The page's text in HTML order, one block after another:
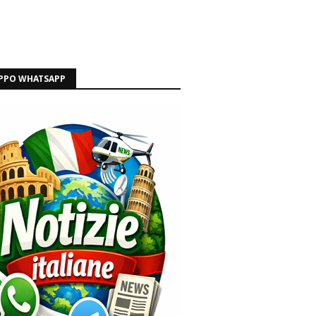
WHATSAPP